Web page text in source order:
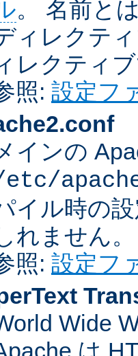
。 名前と
ィレクテ
レクティ
照: 設定フ
インの
イル時の
れません。
照: 設定フ
Wide
は